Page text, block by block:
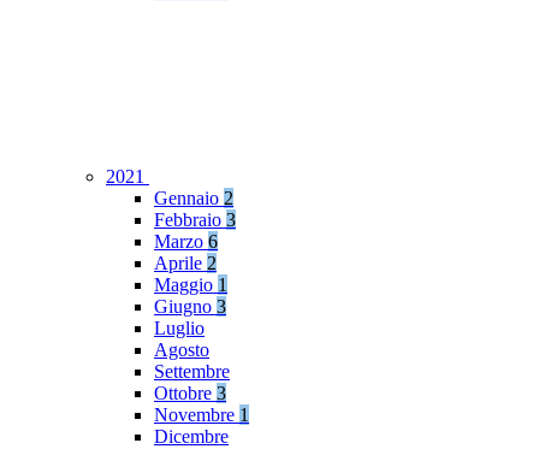
2021
Gennaio 2
Febbraio 3
Marzo 6
Aprile 2
Maggio 1
Giugno 3
Luglio
Agosto
Settembre
Ottobre 3
Novembre 1
Dicembre